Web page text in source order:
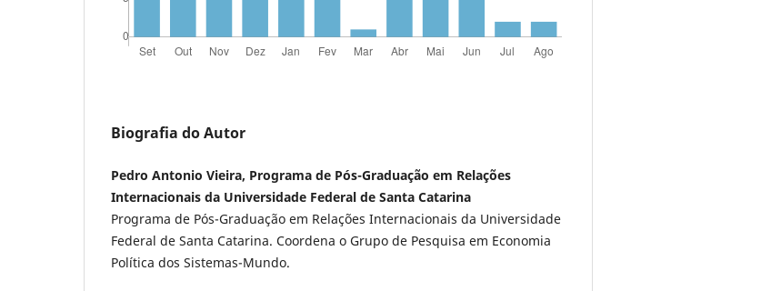
Biografia do Autor
Pedro Antonio Vieira, Programa de Pós-Graduação em Relações
Internacionais da Universidade Federal de Santa Catarina
Programa de Pós-Graduação em Relações Internacionais da Universidade
Federal de Santa Catarina. Coordena o Grupo de Pesquisa em Economia
Política dos Sistemas-Mundo.